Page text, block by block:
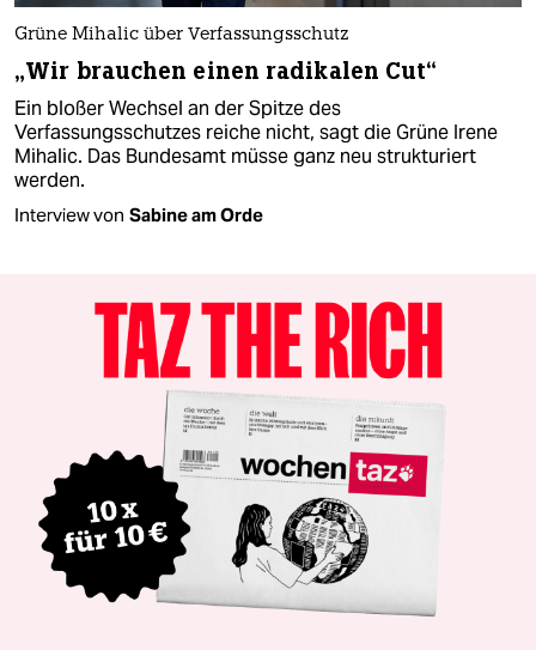
Grüne Mihalic über Verfassungsschutz
„Wir brauchen einen radikalen Cut“
Ein bloßer Wechsel an der Spitze des
Verfassungsschutzes reiche nicht, sagt die Grüne Irene
Mihalic. Das Bundesamt müsse ganz neu strukturiert
werden.
Interview von Sabine am Orde